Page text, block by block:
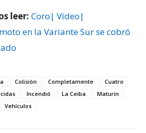
leer: Coro| Vídeo|
en la Variante Sur se cobró
Colisión Completamente
Cuatro
Incendió La Ceiba
Maturin
Vehículos